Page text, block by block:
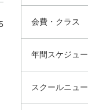
会費・クラス
年間スケジュ
スクールニュ